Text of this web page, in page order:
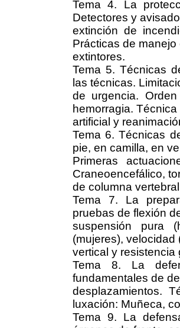
Tema 4. La
Detectores y
extinción de
Prácticas de
extintores.
Tema 5. Técnicas
las técnicas.
de urgencia.
hemorragia.
artificial y
Tema 6. Técnicas
pie, en camilla, en
Primeras
Craneoencefálico,
de columna
Tema 7. La
pruebas de flexión
suspensión pura
(mujeres), velocidad
vertical y resistencia
Tema 8. La
fundamentales de
desplazamientos.
luxación: Muñeca,
Tema 9. La